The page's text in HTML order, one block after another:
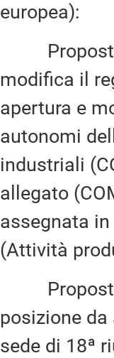
europea):
Proposta
modifica il
apertura e
autonomi
industriali
allegato
assegnata
(Attività
Proposta
posizione
sede di 18ª